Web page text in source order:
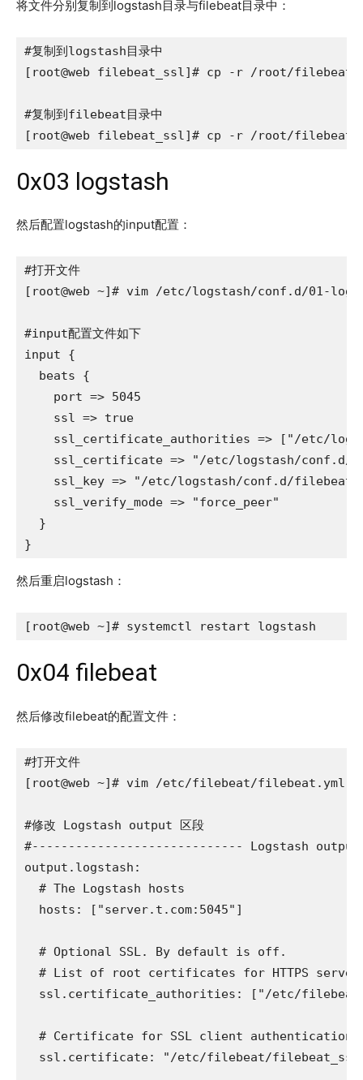
将文件分别复制到logstash目录与filebeat目录中：
#复制到logstash目录中
[root@web filebeat_ssl]# cp -r /root/
#复制到filebeat目录中
[root@web filebeat_ssl]# cp -r /root/
0x03 logstash
然后配置logstash的input配置：
#打开文件
[root@web ~]# vim /etc/logstash/conf.d/01-
#input配置文件如下
input {
  beats {
    port => 5045
    ssl => true
ssl_certificate_authorities => ["/etc/
ssl_certificate => "/etc/logstash/conf.d/
ssl_key => "/etc/logstash/conf.d/
    ssl_verify_mode => "force_peer"
  }
}
然后重启logstash：
[root@web ~]# systemctl restart logstash
0x04 filebeat
然后修改filebeat的配置文件：
#打开文件
[root@web ~]# vim /etc/filebeat/filebeat.yml
#修改 Logstash output 区段
#----------------------------- Logstash
output.logstash:
  # The Logstash hosts
  hosts: ["server.t.com:5045"]
  # Optional SSL. By default is off.
# List of root certificates for HTTPS
ssl.certificate_authorities: ["/etc/
  # Certificate for SSL client authentication
ssl.certificate: "/etc/filebeat/